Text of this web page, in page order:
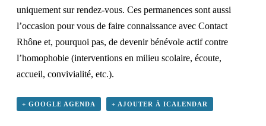
uniquement sur rendez-vous. Ces permanences sont aussi
l’occasion pour vous de faire connaissance avec Contact
Rhône et, pourquoi pas, de devenir bénévole actif contre
l’homophobie (interventions en milieu scolaire, écoute,
accueil, convivialité, etc.).
+ GOOGLE AGENDA + AJOUTER À ICALENDAR